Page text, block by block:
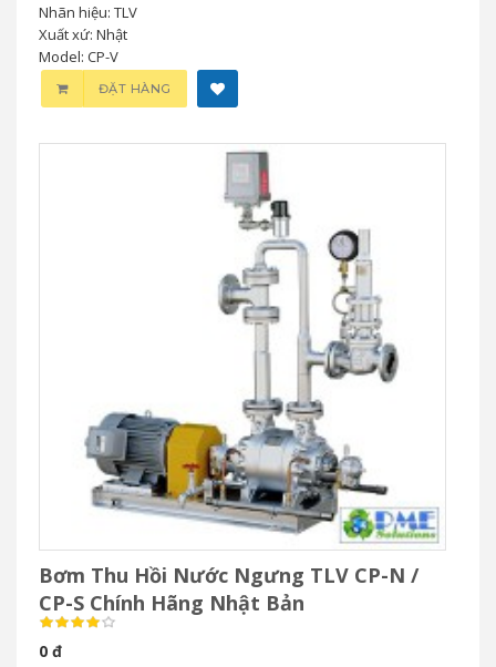
Nhãn hiệu: TLV
Xuất xứ: Nhật
Model: CP-V
ĐẶT HÀNG
Bơm Thu Hồi Nước Ngưng TLV CP-N /
CP-S Chính Hãng Nhật Bản
0 đ